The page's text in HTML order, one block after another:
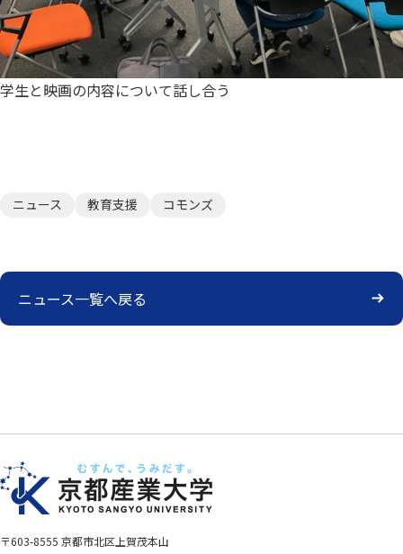
学生と映画の内容について話し合う
ニュース 教育支援 コモンズ
ニュース一覧へ戻る
〒603-8555 京都市北区上賀茂本山